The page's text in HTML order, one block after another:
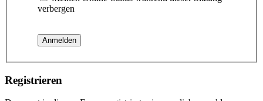
verbergen
Registrieren